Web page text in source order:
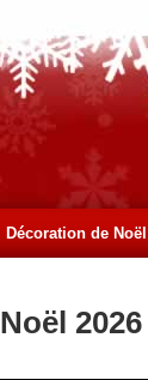
Décoration de Noël
2026